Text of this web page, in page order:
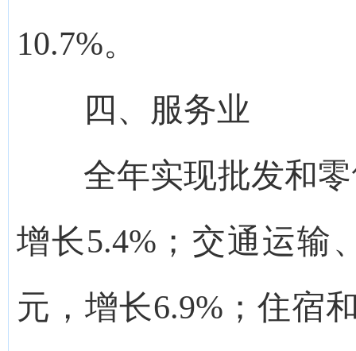
10.7%。
四、服务业
全年实现批发和零
增长5.4%；交通运输
元，增长6.9%；住宿